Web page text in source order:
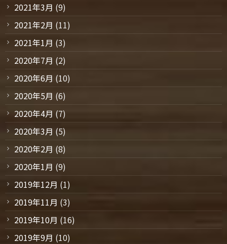
2021年3月 (9)
2021年2月 (11)
2021年1月 (3)
2020年7月 (2)
2020年6月 (10)
2020年5月 (6)
2020年4月 (7)
2020年3月 (5)
2020年2月 (8)
2020年1月 (9)
2019年12月 (1)
2019年11月 (3)
2019年10月 (16)
2019年9月 (10)